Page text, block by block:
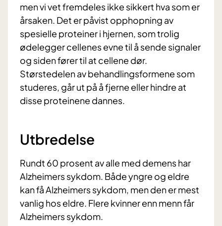
men vi vet fremdeles ikke sikkert hva som er
årsaken. Det er påvist opphopning av
spesielle proteiner i hjernen, som trolig
ødelegger cellenes evne til å sende signaler
og siden fører til at cellene dør.
Størstedelen av behandlingsformene som
studeres, går ut på å fjerne eller hindre at
disse proteinene dannes.
Utbredelse
Rundt 60 prosent av alle med demens har
Alzheimers sykdom. Både yngre og eldre
kan få Alzheimers sykdom, men den er mest
vanlig hos eldre. Flere kvinner enn menn får
Alzheimers sykdom.